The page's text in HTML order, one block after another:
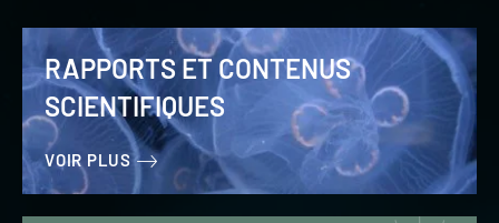
RAPPORTS ET CONTENUS
SCIENTIFIQUES
VOIR PLUS